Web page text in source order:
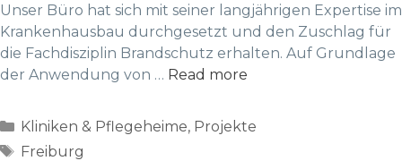
Unser Büro hat sich mit seiner langjährigen Expertise im
Krankenhausbau durchgesetzt und den Zuschlag für
die Fachdisziplin Brandschutz erhalten. Auf Grundlage
der Anwendung von … Read more
Categories
Kliniken & Pflegeheime, Projekte
Tags
Freiburg